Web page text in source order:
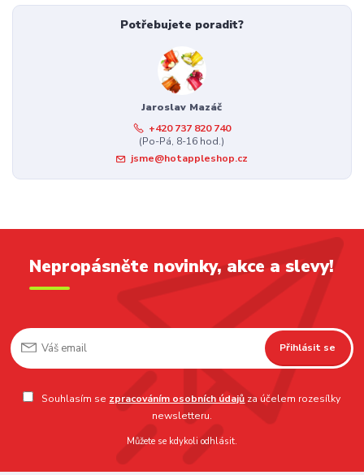
Potřebujete poradit?
Jaroslav Mazáč
+420 737 820 740
(Po-Pá, 8-16 hod.)
jsme@hotappleshop.cz
Nepropásněte novinky, akce a slevy!
Přihlásit se
Souhlasím se zpracováním osobních údajů za účelem rozesílky
newsletteru.
Můžete se kdykoli odhlásit.